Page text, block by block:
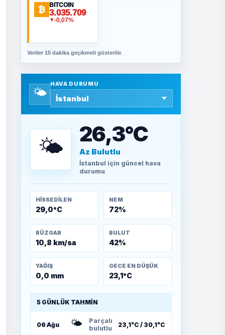
Fahişeye beyinli bir
SAVAŞ ŞAHİN
bulunamadı
SEYFULLAH ÇİÇEK
yolun taşları nasıl
döşendi?
TEOMAN ALPASLAN
Kütahya-Eskişehir
₿ BITCOIN
3.035.709
▼-0,07%
Veriler 15 dakika geçikmeli gösterilir.
🌤️
HAVA DURUMU
🌤️ 26,3°C
Az Bulutlu
İstanbul için güncel hava
durumu
HISSEDILEN
29,0°C
NEM
72%
RÜZGAR
10,8 km/sa
BULUT
42%
YAĞIŞ
0,0 mm
GECE EN DÜŞÜK
23,1°C
5 GÜNLÜK TAHMIN
06 Ağu 🌤️
Parçalı
bulutlu
23,1°C / 30,1°C